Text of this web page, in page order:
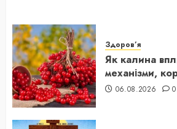
Здоров’я
Як калина
механізми,
06.08.2026 0